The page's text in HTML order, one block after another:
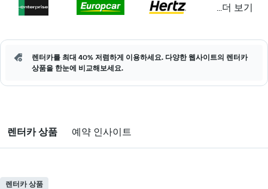
...더 보기
렌터카를 최대 40% 저렴하게 이용하세요. 다양한 웹사이트의 렌터카
상품을 한눈에 비교해보세요.
렌터카 상품 예약 인사이트
렌터카 상품